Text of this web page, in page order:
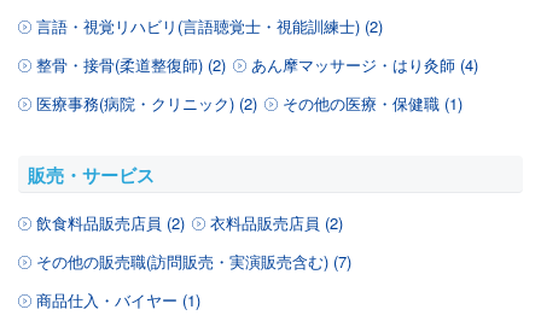
言語・視覚リハビリ(言語聴覚士・視能訓練士) (2)
整骨・接骨(柔道整復師) (2)
あん摩マッサージ・はり灸師 (4)
医療事務(病院・クリニック) (2)
その他の医療・保健職 (1)
販売・サービス
飲食料品販売店員 (2)
衣料品販売店員 (2)
その他の販売職(訪問販売・実演販売含む) (7)
商品仕入・バイヤー (1)